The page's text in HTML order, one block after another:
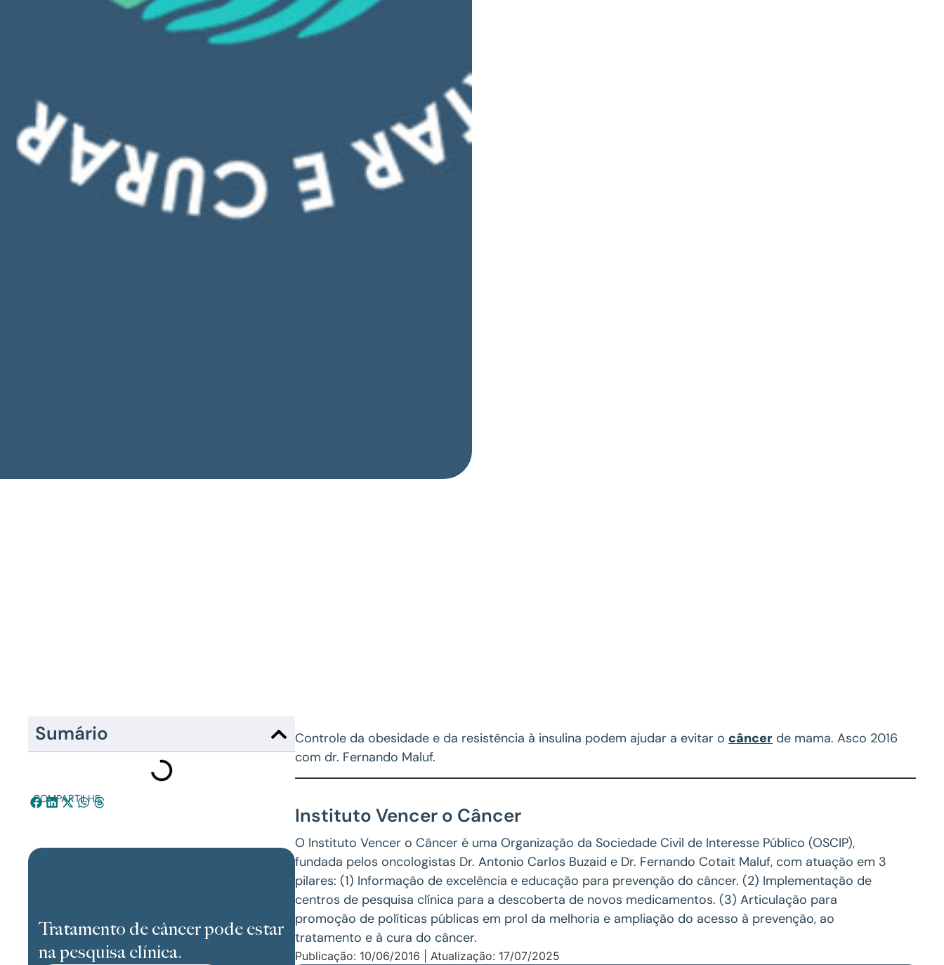
Sumário
COMPARTILHE:
Tratamento de câncer pode estar
na pesquisa clínica.
Controle da obesidade e da resistência à insulina podem ajudar a evitar o câncer de mama. ‪‎Asco 2016‬
com dr. Fernando Maluf.
Instituto Vencer o Câncer
O Instituto Vencer o Câncer é uma Organização da Sociedade Civil de Interesse Público (OSCIP),
fundada pelos oncologistas Dr. Antonio Carlos Buzaid e Dr. Fernando Cotait Maluf, com atuação em 3
pilares: (1) Informação de excelência e educação para prevenção do câncer. (2) Implementação de
centros de pesquisa clínica para a descoberta de novos medicamentos. (3) Articulação para
promoção de políticas públicas em prol da melhoria e ampliação do acesso à prevenção, ao
tratamento e à cura do câncer.
Publicação: 10/06/2016 | Atualização: 17/07/2025